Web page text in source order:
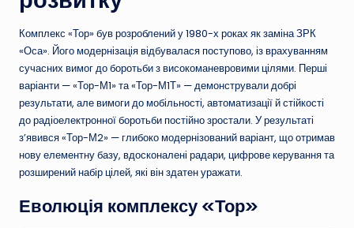
Комплекс «Тор» був розроблений у 1980-х роках як заміна ЗРК
«Оса». Його модернізація відбувалася поступово, із врахуванням
сучасних вимог до боротьби з високоманевровими цілями. Перші
варіанти — «Тор-М1» та «Тор-М1Т» — демонстрували добрі
результати, але вимоги до мобільності, автоматизації й стійкості
до радіоелектронної боротьби постійно зростали. У результаті
з’явився «Тор-М2» — глибоко модернізований варіант, що отримав
нову елементну базу, вдосконалені радари, цифрове керування та
розширений набір цілей, які він здатен уражати.
Еволюція комплексу «Тор»